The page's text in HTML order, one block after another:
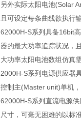
另外实际太阳电池(Solar
且可设定每条曲线欲执行
62000H-S系列具备16bit
器的最大功率追踪状况，
大功率太阳电池数组仿真
2000H-S系列电源供应器
控制主(Master unit)单机
62000H-S系列直流电源
尺寸，可毫无困难的以标